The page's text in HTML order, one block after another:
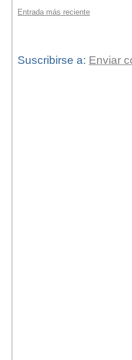
Entrada más reciente
Suscribirse a: Enviar